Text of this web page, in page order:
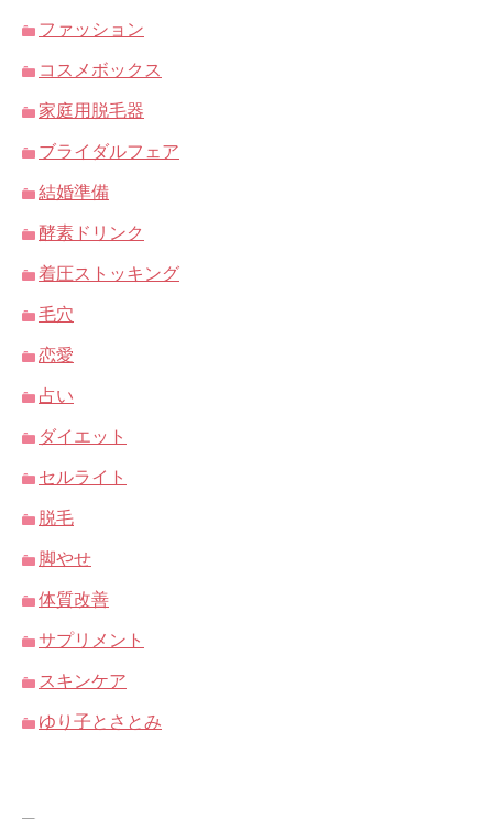
ファッション
コスメボックス
家庭用脱毛器
ブライダルフェア
結婚準備
酵素ドリンク
着圧ストッキング
毛穴
恋愛
占い
ダイエット
セルライト
脱毛
脚やせ
体質改善
サプリメント
スキンケア
ゆり子とさとみ